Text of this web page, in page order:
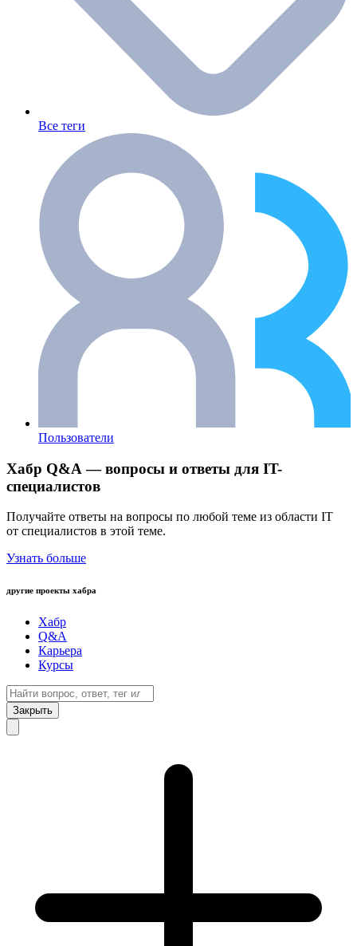
Все теги
Пользователи
Хабр Q&A — вопросы и ответы для IT-
специалистов
Получайте ответы на вопросы по любой теме из области IT
от специалистов в этой теме.
Узнать больше
другие проекты хабра
Хабр
Q&A
Карьера
Курсы
Закрыть